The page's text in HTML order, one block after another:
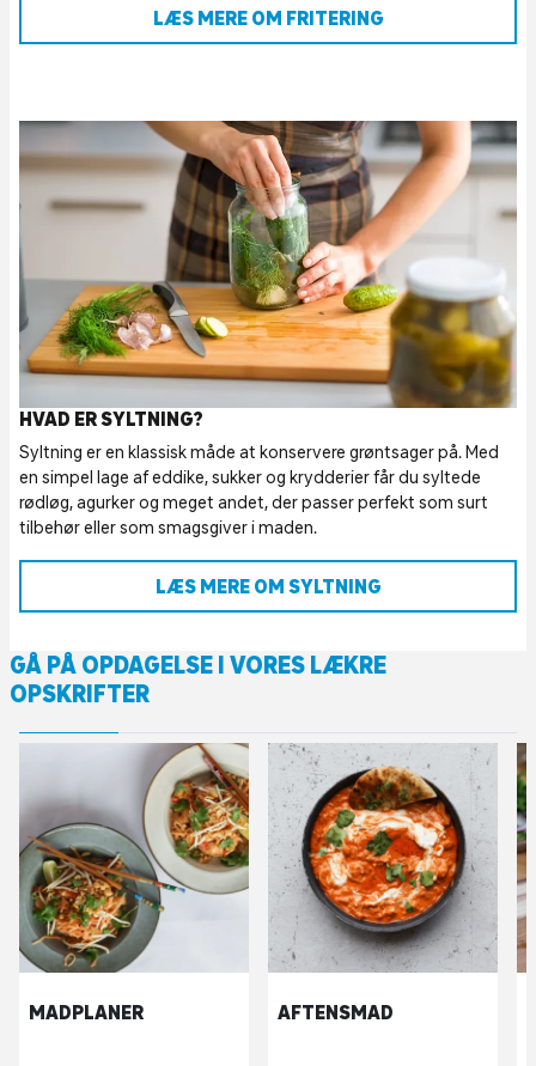
LÆS MERE OM FRITERING
HVAD ER SYLTNING?
Syltning er en klassisk måde at konservere grøntsager på. Med
en simpel lage af eddike, sukker og krydderier får du syltede
rødløg, agurker og meget andet, der passer perfekt som surt
tilbehør eller som smagsgiver i maden.
LÆS MERE OM SYLTNING
GÅ PÅ OPDAGELSE I VORES LÆKRE
OPSKRIFTER
MADPLANER AFTENSMAD